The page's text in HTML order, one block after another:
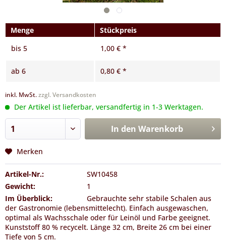
Menge
Stückpreis
bis 5 1,00 € *
ab 6 0,80 € *
inkl. MwSt.zzgl. Versandkosten
Der Artikel ist lieferbar, versandfertig in 1-3 Werktagen.
In den Warenkorb
Merken
Artikel-Nr.:
SW10458
Gewicht:
1
Im Überblick:
Gebrauchte sehr stabile Schalen aus
der Gastronomie (lebensmittelecht). Einfach ausgewaschen,
optimal als Wachsschale oder für Leinöl und Farbe geeignet.
Kunststoff 80 % recycelt. Länge 32 cm, Breite 26 cm bei einer
Tiefe von 5 cm.